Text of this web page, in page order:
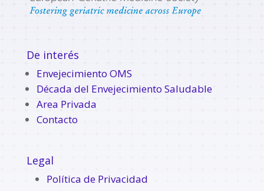
De interés
Envejecimiento OMS
Década del Envejecimiento Saludable
Area Privada
Contacto
Legal
Política de Privacidad